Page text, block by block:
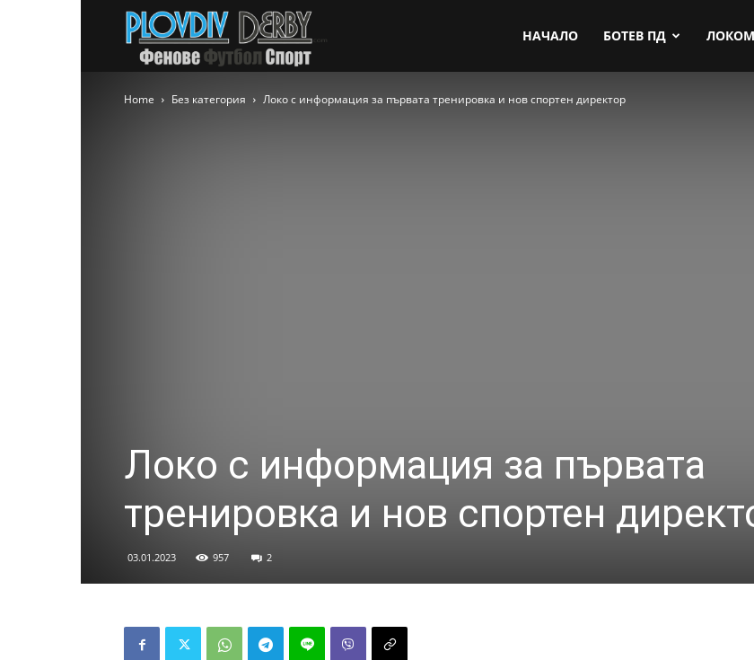
НАЧАЛО БОТЕВ ПД
Home Без категория Локо с информация за първата тренировка и нов спортен директор
Локо с информация за първата
тренировка и нов спортен
03.01.2023 957 2